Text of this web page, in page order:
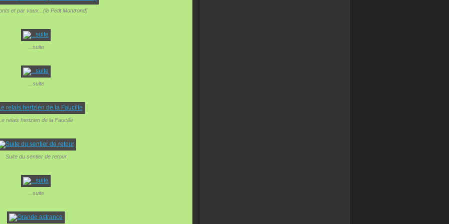
et par vaux...(le Petit Montrond)
...suite
...suite
relais hertzien de la Faucille
Suite du sentier de retour
...suite